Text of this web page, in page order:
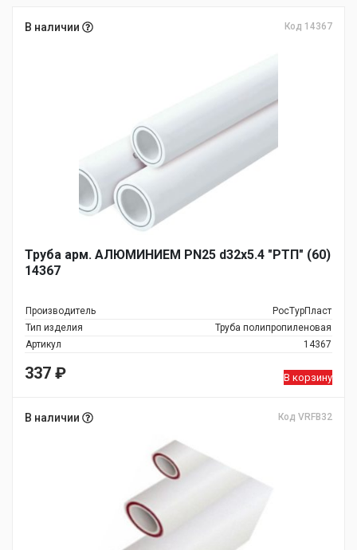
В наличии Код 14367
Труба арм. АЛЮМИНИЕМ PN25 d32х5.4 "РТП" (60)
14367
Производитель
РосТурПласт
Тип изделия
Труба полипропиленовая
Артикул
14367
337 ₽ В корзину
В наличии Код VRFB32